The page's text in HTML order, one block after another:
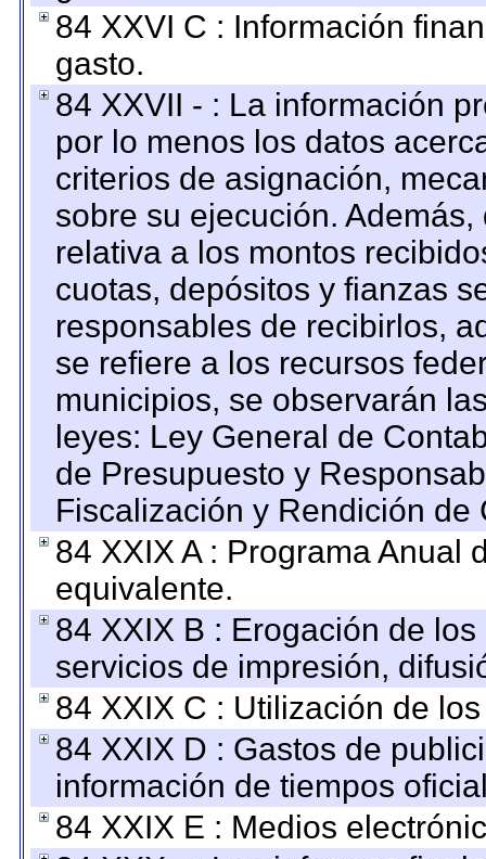
84 XXVI C : Información
gasto.
84 XXVII - : La información
por lo menos los datos
criterios de asignación,
sobre su ejecución.
relativa a los montos
cuotas, depósitos y fianzas
responsables de recibirlos,
se refiere a los recursos
municipios, se observarán
leyes: Ley General de
de Presupuesto y
Fiscalización y Rendición
84 XXIX A : Programa Anual
equivalente.
84 XXIX B : Erogación de
servicios de impresión,
84 XXIX C : Utilización de
84 XXIX D : Gastos de
información de tiempos
84 XXIX E : Medios